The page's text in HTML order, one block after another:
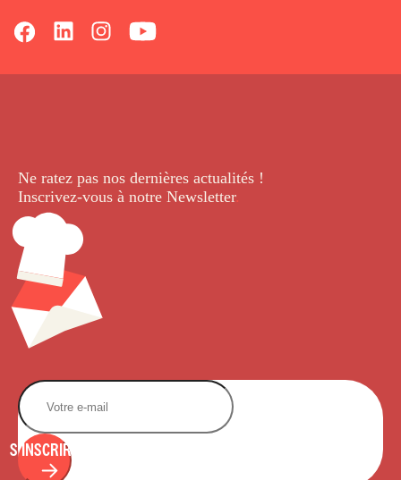
Ne ratez pas nos dernières actualités !
Inscrivez-vous à notre Newsletter.
S'INSCRIRE